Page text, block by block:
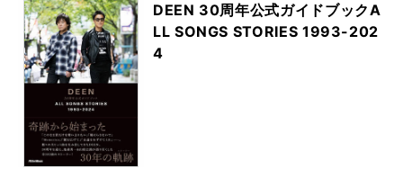
DEEN 30周年公式ガイドブックA
LL SONGS STORIES 1993-202
4